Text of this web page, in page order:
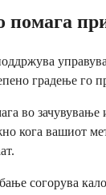
градење го
во
кога вашиот
согорува